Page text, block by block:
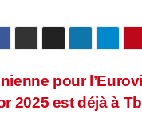
pour
2025 est déjà à